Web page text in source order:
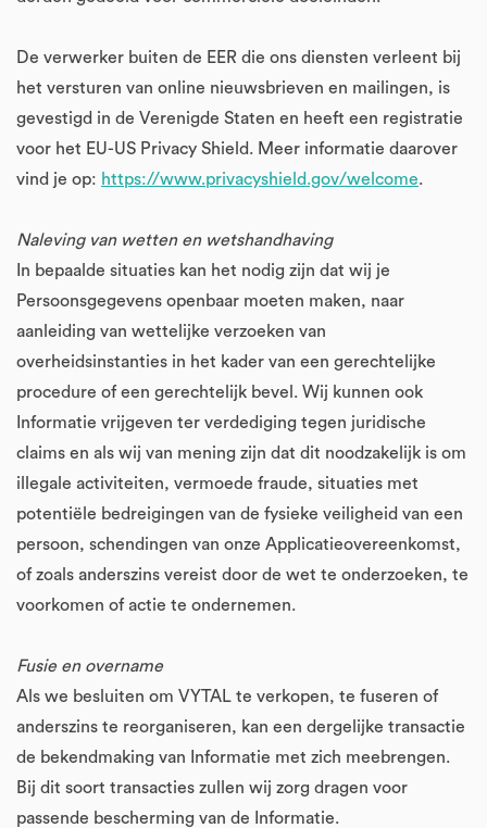
De verwerker buiten de EER die ons diensten verleent bij
het versturen van online nieuwsbrieven en mailingen, is
gevestigd in de Verenigde Staten en heeft een registratie
voor het EU-US Privacy Shield. Meer informatie daarover
vind je op: https://www.privacyshield.gov/welcome.
Naleving van wetten en wetshandhaving
In bepaalde situaties kan het nodig zijn dat wij je
Persoonsgegevens openbaar moeten maken, naar
aanleiding van wettelijke verzoeken van
overheidsinstanties in het kader van een gerechtelijke
procedure of een gerechtelijk bevel. Wij kunnen ook
Informatie vrijgeven ter verdediging tegen juridische
claims en als wij van mening zijn dat dit noodzakelijk is om
illegale activiteiten, vermoede fraude, situaties met
potentiële bedreigingen van de fysieke veiligheid van een
persoon, schendingen van onze Applicatieovereenkomst,
of zoals anderszins vereist door de wet te onderzoeken, te
voorkomen of actie te ondernemen.
Fusie en overname
Als we besluiten om VYTAL te verkopen, te fuseren of
anderszins te reorganiseren, kan een dergelijke transactie
de bekendmaking van Informatie met zich meebrengen.
Bij dit soort transacties zullen wij zorg dragen voor
passende bescherming van de Informatie.